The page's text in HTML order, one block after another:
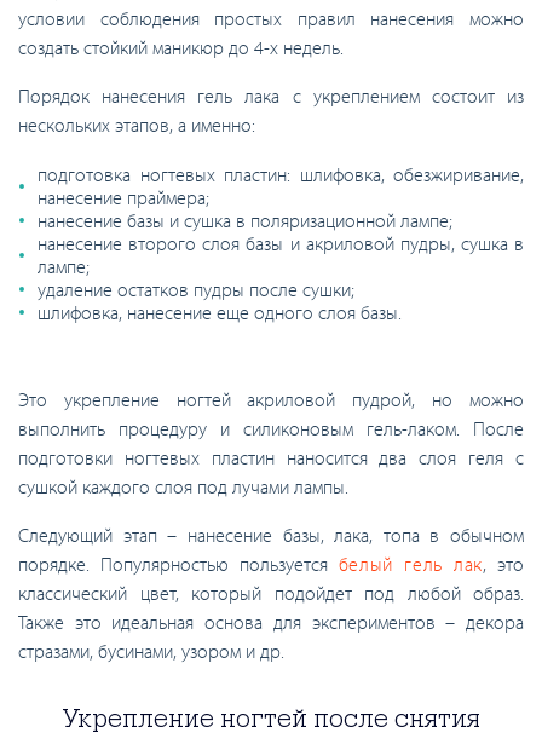
условии соблюдения простых правил нанесения можно
создать стойкий маникюр до 4-х недель.
Порядок нанесения гель лака с укреплением состоит из
нескольких этапов, а именно:
подготовка ногтевых пластин: шлифовка, обезжиривание,
нанесение праймера;
нанесение базы и сушка в поляризационной лампе;
нанесение второго слоя базы и акриловой пудры, сушка в
лампе;
удаление остатков пудры после сушки;
шлифовка, нанесение еще одного слоя базы.
Это укрепление ногтей акриловой пудрой, но можно
выполнить процедуру и силиконовым гель-лаком. После
подготовки ногтевых пластин наносится два слоя геля с
сушкой каждого слоя под лучами лампы.
Следующий этап – нанесение базы, лака, топа в обычном
порядке. Популярностью пользуется белый гель лак, это
классический цвет, который подойдет под любой образ.
Также это идеальная основа для экспериментов – декора
стразами, бусинами, узором и др.
Укрепление ногтей после снятия